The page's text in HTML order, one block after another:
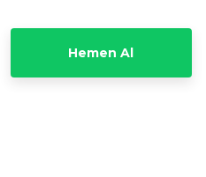
Hemen Al